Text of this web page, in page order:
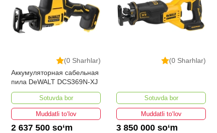
(0 Sharhlar)
Аккумуляторная сабельная
пила DeWALT DCS369N-XJ
Sotuvda bor
Muddatli to‘lov
2 637 500 so‘m
(0 Sharhlar)
Sotuvda bor
Muddatli to‘lov
3 850 000 so‘m